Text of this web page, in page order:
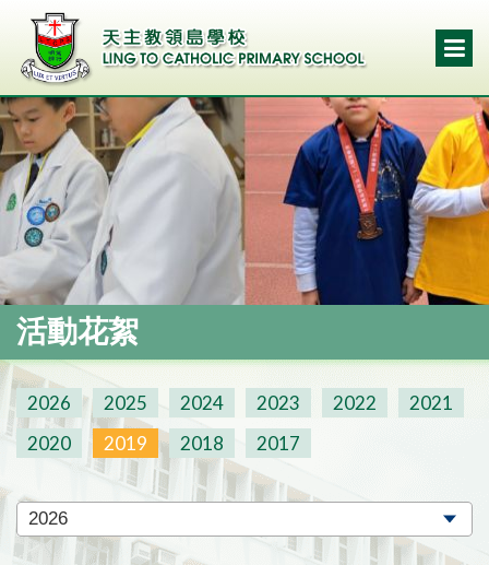
活動花絮
2026 2025 2024 2023 2022
2021
2020
2019 2018 2017